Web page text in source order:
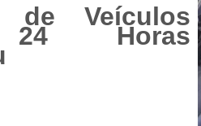
de Veículos
24 Horas